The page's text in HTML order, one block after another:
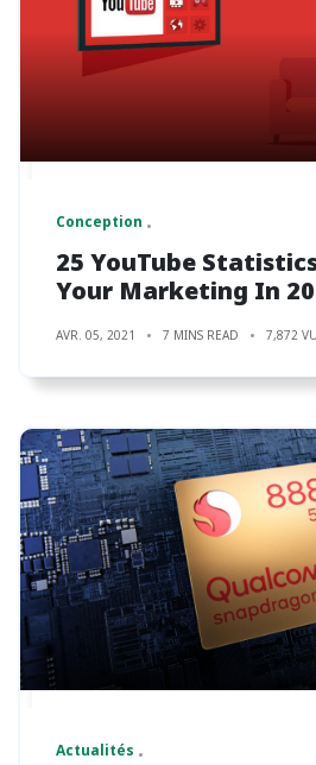
Conception
25 YouTube
Your Marketing In
AVR. 05, 2021 7 MINS READ 7,872
Actualités